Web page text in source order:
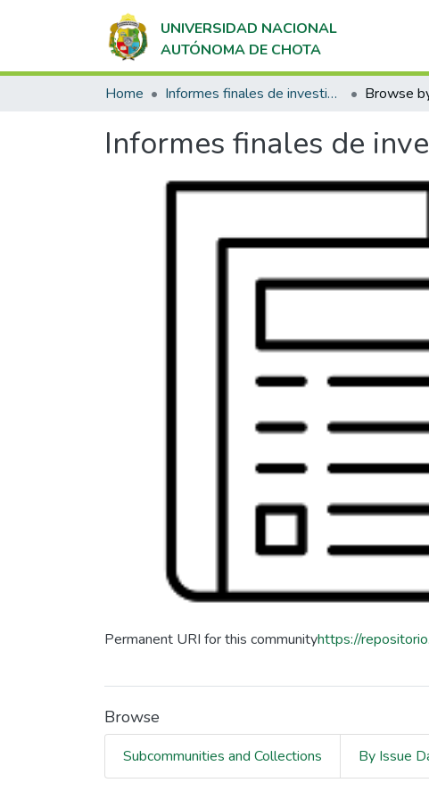
UNIVERSIDAD NACIONAL
AUTÓNOMA DE CHOTA
Home Informes finales de investigación Browse
Informes finales de
Permanent URI for this communityhttps://
Browse
Subcommunities and Collections By Issue